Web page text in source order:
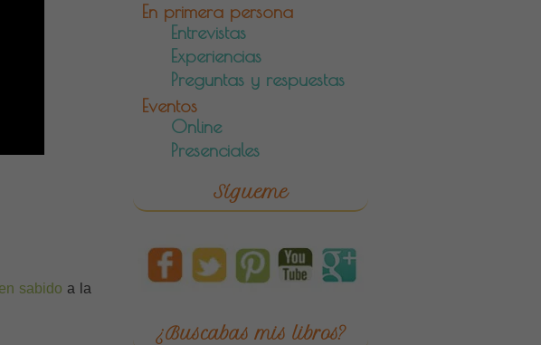
sabido a la
En primera persona
Entrevistas
Experiencias
Preguntas y respuestas
Eventos
Online
Presenciales
Sígueme
¿Buscabas mis libros?